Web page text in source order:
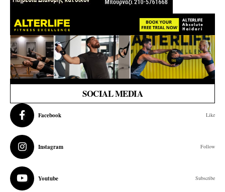
SOCIAL MEDIA
Facebook Like
Instagram Follow
Youtube Subscribe